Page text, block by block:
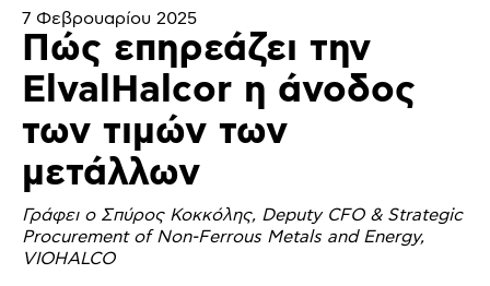
7 Φεβρουαρίου 2025
Πώς επηρεάζει την
ElvalHalcor η άνοδος
των τιμών των
μετάλλων
Γράφει ο Σπύρος Κοκκόλης, Deputy CFO & Strategic
Procurement of Non-Ferrous Metals and Energy,
VIOHALCO